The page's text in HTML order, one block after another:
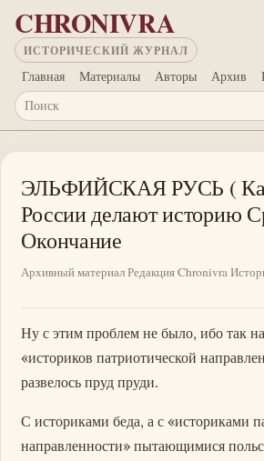
Перейти к основному содержанию
CHRONIVRA
ИСТОРИЧЕСКИЙ ЖУРНАЛ
Главная Материалы Авторы Архив
Поиск
ЭЛЬФИЙСКАЯ РУСЬ (
России делают историю
Окончание
Архивный материалРедакция Chronivra
Ну с этим проблем не было, ибо так
«историков патриотической
развелось пруд пруди.
С историками беда, а с «историками
направленности» пытающимися